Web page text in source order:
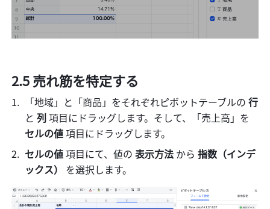
2.5 売れ筋を特定する
「地域」と「商品」をそれぞれピボットテーブルの
と 列
セルの値 項目にドラッグします。
セルの値 項目にて、値の 表示方法 から 指数（インデ
ックス） を選択します。